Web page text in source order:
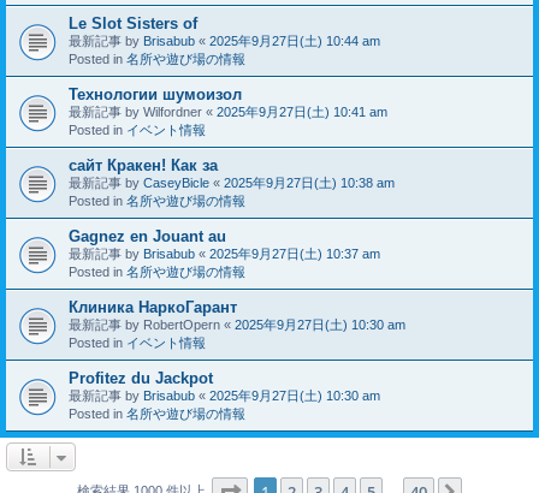
Le Slot Sisters of
最新記事 by Brisabub « 2025年9月27日(土) 10:44 am
Posted in 名所や遊び場の情報
Технологии шумоизол
最新記事 by Wilfordner « 2025年9月27日(土) 10:41 am
Posted in イベント情報
сайт Кракен! Как за
最新記事 by CaseyBicle « 2025年9月27日(土) 10:38 am
Posted in 名所や遊び場の情報
Gagnez en Jouant au
最新記事 by Brisabub « 2025年9月27日(土) 10:37 am
Posted in 名所や遊び場の情報
Клиника НаркоГарант
最新記事 by RobertOpern « 2025年9月27日(土) 10:30 am
Posted in イベント情報
Profitez du Jackpot
最新記事 by Brisabub « 2025年9月27日(土) 10:30 am
Posted in 名所や遊び場の情報
検索結果 1000 件以上